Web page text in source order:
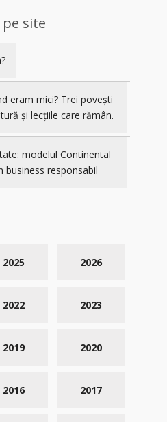
site
eram mici? Trei povești
și lecțiile care rămân.
modelul Continental
business responsabil
2026
2025
2023
2022
2020
2019
2017
2016